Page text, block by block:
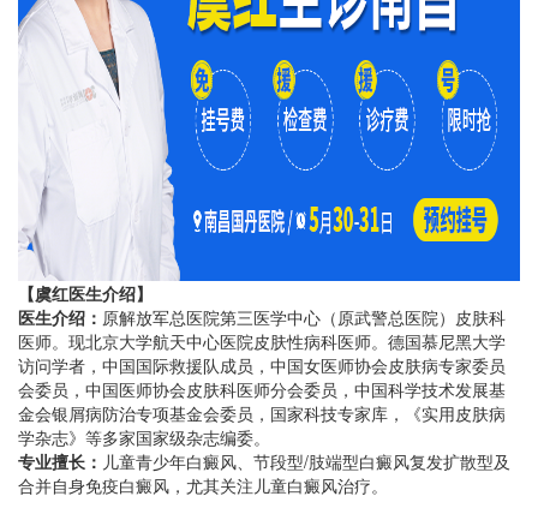
【虞红医生介绍】
医生介绍： 原解放军总医院第三医学中心（原武警总医院）皮肤科
医师。现北京大学航天中心医院皮肤性病科医师。德国慕尼黑大学
访问学者，中国国际救援队成员，中国女医师协会皮肤病专家委员
会委员，中国医师协会皮肤科医师分会委员，中国科学技术发展基
金会银屑病防治专项基金会委员，国家科技专家库，《实用皮肤病
学杂志》等多家国家级杂志编委。
专业擅长： 儿童青少年白癜风、节段型/肢端型白癜风复发扩散型及
合并自身免疫白癜风，尤其关注儿童白癜风治疗。